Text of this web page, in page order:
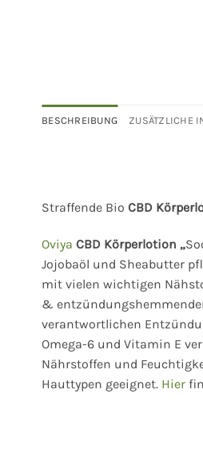
BESCHREIBUNG ZUSÄTZLICHE
Straffende Bio CBD
Oviya CBD Körperlotion „
Jojobaöl und Sheabutter
mit vielen wichtigen
&
verantwortlichen
Omega-6 und Vitamin E
Nährstoffen und
Hauttypen geeignet. Hier